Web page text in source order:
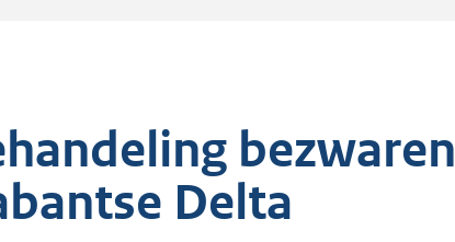
bezwaren
Delta